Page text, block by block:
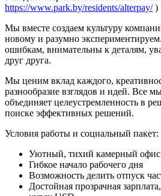
https://www.park.by/residents/alterpay/)
Мы вместе создаем культуру
новому и разумно
ошибкам, внимательны к деталям,
друг друга.
Мы ценим вклад каждого,
разнообразие взглядов и идей. Все
объединяет целеустремленность в
поиске эффективных решений.
Условия работы и социальный пакет:
Уютный, тихий камерный
Гибкое начало рабочего дня
Возможность делить отпуск
Достойная прозрачная